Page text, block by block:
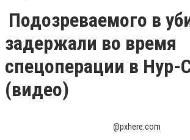
Подозреваемого в
задержали во время
спецоперации в Нур-
(видео)
@pxhere.com